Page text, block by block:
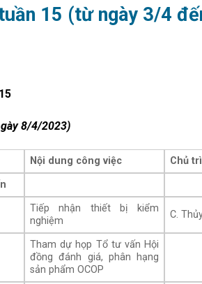
15 (từ ngày 3/4
8/4/2023)
Nội dung công việc Chủ trì
Tiếp nhận thiết bị kiểm
nghiệm
C.
Tham dự họp Tổ tư vấn Hội
đồng đánh giá, phân hạng
sản phẩm OCOP